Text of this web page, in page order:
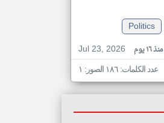
Politics
Jul 23, 2026
منذ ١٦ يوم
عدد الكلمات: ١٨٦ الصور: ١